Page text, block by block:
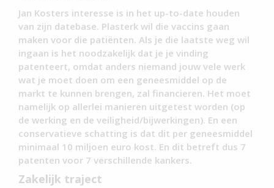
Jan Kosters interesse is in het up-to-date houden
van zijn datebase. Plasterk wil die vaccins gaan
maken voor die patiënten. Als je die laatste weg wil
ingaan is het noodzakelijk dat je je vinding
patenteert, omdat anders niemand jouw vele werk
wat je moet doen om een geneesmiddel op de
markt te kunnen brengen, zal financieren. Het moet
namelijk op allerlei manieren uitgetest worden (op
de werking en de veiligheid/bijwerkingen). En een
conservatieve schatting is dat dit per geneesmiddel
minimaal 10 miljoen euro kost. En dit betreft dus 7
patenten voor 7 verschillende kankers.
Zakelijk traject